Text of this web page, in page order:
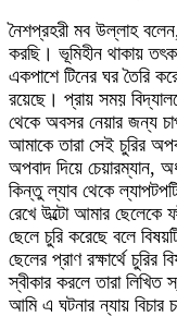
নৈশপ্রহরী মব উল্লাহ
করছি। ভূমিহীন থাকায়
একপাশে টিনের ঘর তৈরি
রয়েছে। প্রায় সময়
থেকে অবসর নেয়ার জন্য
আমাকে তারা সেই চুরির
অপবাদ দিয়ে চেয়ারম্যান,
কিন্তু ল্যাব থেকে
রেখে উল্টো আমার ছেলেকে
ছেলে চুরি করেছে বলে
ছেলের প্রাণ রক্ষার্থে
স্বীকার করলে তারা লিখিত
আমি এ ঘটনার ন্যায় বিচার